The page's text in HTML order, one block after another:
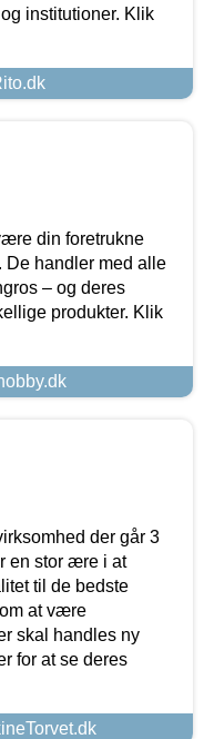
institutioner. Klik
din foretrukne
De handler med alle
– og deres
produkter. Klik
der går 3
en stor ære i at
til de bedste
at være
skal handles ny
for at se deres